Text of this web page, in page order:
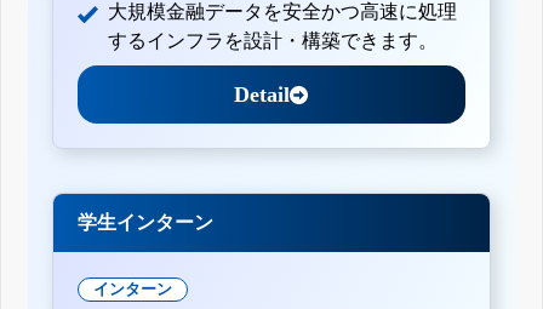
大規模金融データを安全かつ高速に処理
するインフラを設計・構築できます。
Detail
学生インターン
インターン